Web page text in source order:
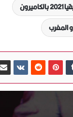
المغرب